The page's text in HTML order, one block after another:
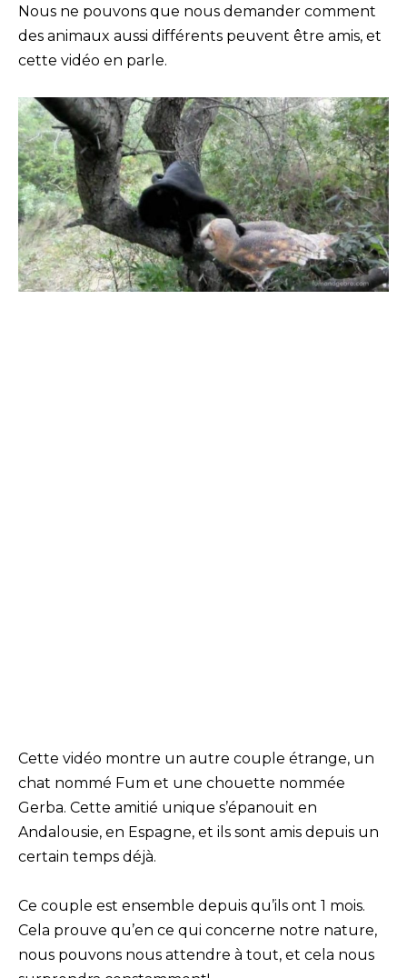
Nous ne pouvons que nous demander comment
des animaux aussi différents peuvent être amis, et
cette vidéo en parle.
Cette vidéo montre un autre couple étrange, un
chat nommé Fum et une chouette nommée
Gerba. Cette amitié unique s’épanouit en
Andalousie, en Espagne, et ils sont amis depuis un
certain temps déjà.
Ce couple est ensemble depuis qu’ils ont 1 mois.
Cela prouve qu’en ce qui concerne notre nature,
nous pouvons nous attendre à tout, et cela nous